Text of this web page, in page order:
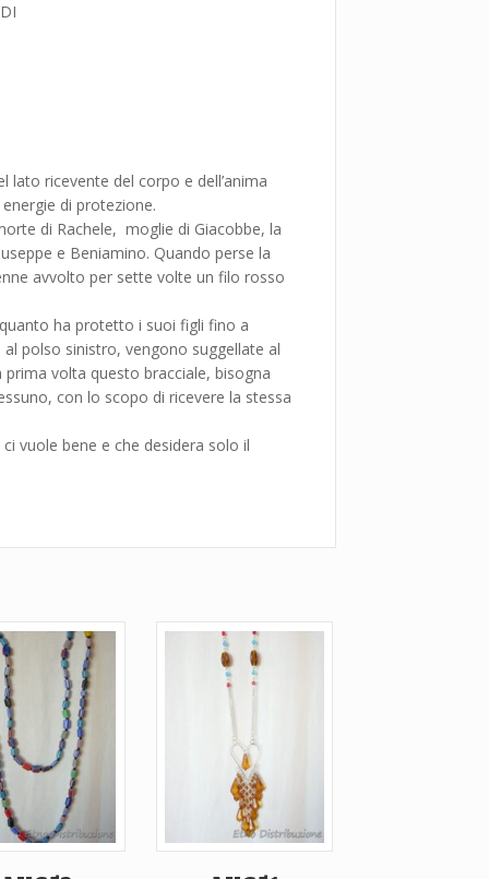
ricevente del corpo e dell’anima
di protezione.
di Rachele, moglie di Giacobbe, la
e Beniamino. Quando perse la
avvolto per sette volte un filo rosso
ha protetto i suoi figli fino a
polso sinistro, vengono suggellate al
volta questo bracciale, bisogna
con lo scopo di ricevere la stessa
vuole bene e che desidera solo il